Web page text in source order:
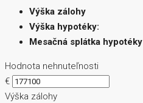
Výška zálohy
Výška hypotéky:
Mesačná splátka hypotéky
Hodnota nehnuteľnosti
€
Výška zálohy